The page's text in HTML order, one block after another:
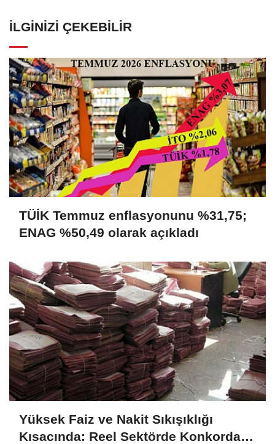
İLGINIZI ÇEKEBILIR
TÜİK Temmuz enflasyonunu %31,75;
ENAG %50,49 olarak açıkladı
Yüksek Faiz ve Nakit Sıkışıklığı
Kısacında: Reel Sektörde Konkordato